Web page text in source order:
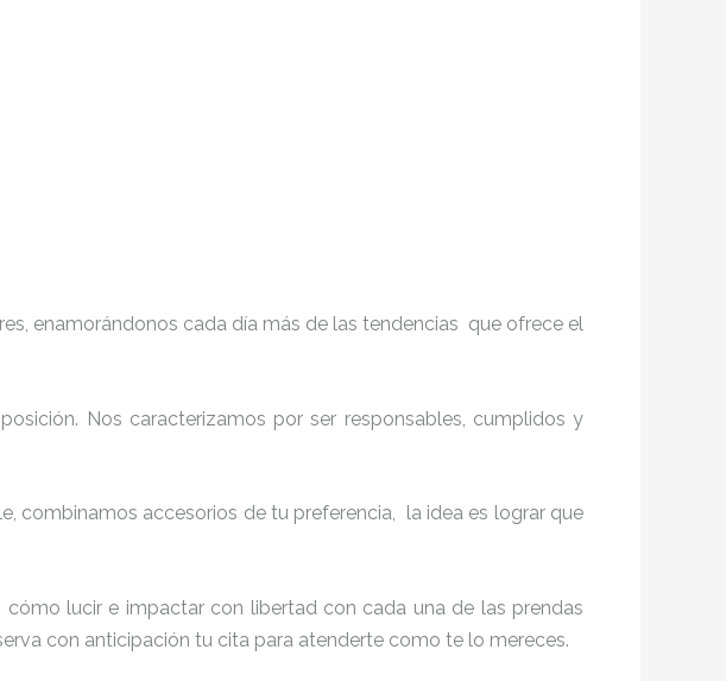
enamorándonos cada día más de las tendencias que ofrece el
Nos caracterizamos por ser responsables, cumplidos y
combinamos accesorios de tu preferencia, la idea es lograr que
lucir e impactar con libertad con cada una de las prendas
con anticipación tu cita para atenderte como te lo mereces.